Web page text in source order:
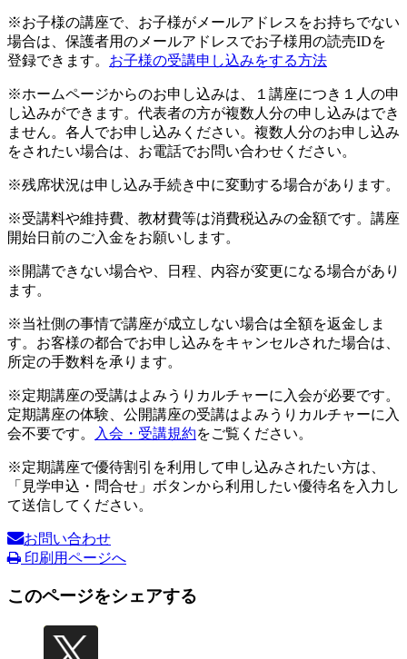
※お子様の講座で、お子様がメールアドレスをお持ちでない
場合は、保護者用のメールアドレスでお子様用の読売IDを
登録できます。 お子様の受講申し込みをする方法
※ホームページからのお申し込みは、１講座につき１人の申
し込みができます。代表者の方が複数人分の申し込みはでき
ません。各人でお申し込みください。複数人分のお申し込み
をされたい場合は、お電話でお問い合わせください。
※残席状況は申し込み手続き中に変動する場合があります。
※受講料や維持費、教材費等は消費税込みの金額です。講座
開始日前のご入金をお願いします。
※開講できない場合や、日程、内容が変更になる場合があり
ます。
※当社側の事情で講座が成立しない場合は全額を返金しま
す。お客様の都合でお申し込みをキャンセルされた場合は、
所定の手数料を承ります。
※定期講座の受講はよみうりカルチャーに入会が必要です。
定期講座の体験、公開講座の受講はよみうりカルチャーに入
会不要です。
入会・受講規約をご覧ください。
※定期講座で優待割引を利用して申し込みされたい方は、
「見学申込・問合せ」ボタンから利用したい優待名を入力し
て送信してください。
お問い合わせ
印刷用ページへ
このページをシェアする